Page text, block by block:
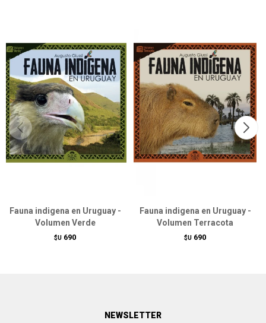
Fauna indigena en Uruguay -
Volumen Verde
$U 690
Fauna indigena en Uruguay -
Volumen Terracota
$U 690
NEWSLETTER